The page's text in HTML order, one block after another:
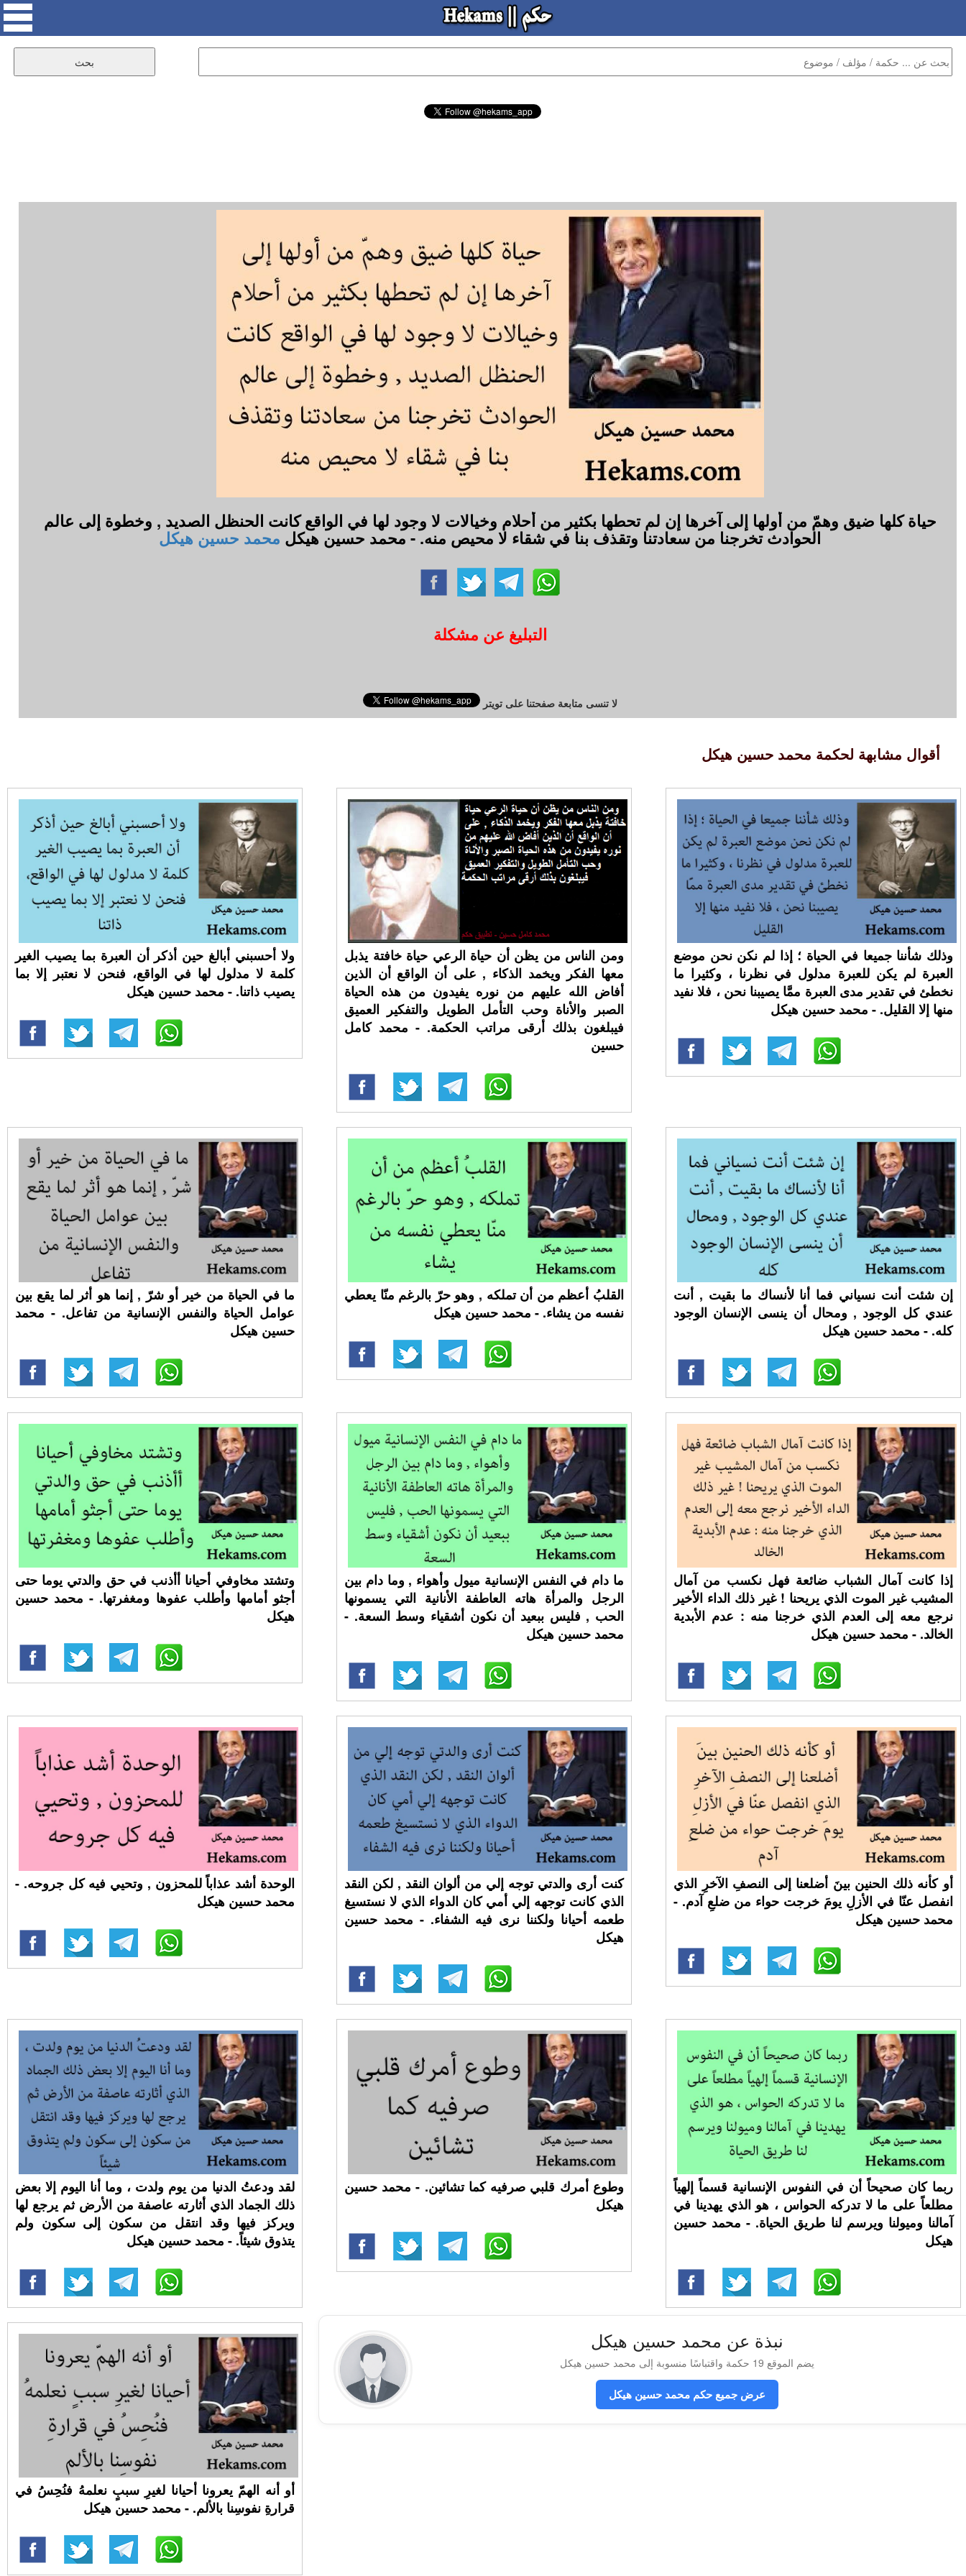
حياة كلها ضيق وهمّ من أولها إلى آخرها إن لم تحطها بكثير من أحلام وخيالات لا وجود لها في الواقع كانت الحنظل الصديد , وخطوة إلى عالم
الحوادث تخرجنا من سعادتنا وتقذف بنا في شقاء لا محيص منه. - محمد حسين هيكل محمد حسين هيكل
التبليغ عن مشكلة
لا تنسى متابعة صفحتنا على تويتر
أقوال مشابهة لحكمة محمد حسين هيكل
ولا أحسبني أبالغ حين أذكر أن العبرة بما يصيب الغير
كلمة لا مدلول لها في الواقع، فنحن لا نعتبر إلا بما
يصيب ذاتنا. - محمد حسين هيكل
ومن الناس من يظن أن حياة الرعي حياة خافتة يذبل
معها الفكر ويخمد الذكاء , على أن الواقع أن الذين
أفاض الله عليهم من نوره يفيدون من هذه الحياة
الصبر والأناة وحب التأمل الطويل والتفكير العميق
فيبلغون بذلك أرقى مراتب الحكمة. - محمد كامل
حسين
وذلك شأننا جميعا في الحياة ؛ إذا لم نكن نحن موضع
العبرة لم يكن للعبرة مدلول في نظرنا ، وكثيرا ما
نخطئ في تقدير مدى العبرة ممَّا يصيبنا نحن ، فلا نفيد
منها إلا القليل. - محمد حسين هيكل
ما في الحياة من خير أو شرّ , إنما هو أثر لما يقع بين
عوامل الحياة والنفس الإنسانية من تفاعل. - محمد
حسين هيكل
القلبُ أعظم من أن تملكه , وهو حرّ بالرغم منّا يعطي
نفسه من يشاء. - محمد حسين هيكل
إن شئت أنت نسياني فما أنا لأنساك ما بقيت , أنت
عندي كل الوجود , ومحال أن ينسى الإنسان الوجود
كله. - محمد حسين هيكل
وتشتد مخاوفي أحيانا أأذنب في حق والدتي يوما حتى
أجثو أمامها وأطلب عفوها ومغفرتها. - محمد حسين
هيكل
ما دام في النفس الإنسانية ميول وأهواء , وما دام بين
الرجل والمرأة هاته العاطفة الأنانية التي يسمونها
الحب , فليس ببعيد أن نكون أشقياء وسط السعة. -
محمد حسين هيكل
إذا كانت آمال الشباب ضائعة فهل نكسب من آمال
المشيب غير الموت الذي يريحنا ! غير ذلك الداء الأخير
نرجع معه إلى العدم الذي خرجنا منه : عدم الأبدية
الخالد. - محمد حسين هيكل
الوحدة أشد عذاباً للمحزون , وتحيي فيه كل جروحه. -
محمد حسين هيكل
كنت أرى والدتي توجه إلي من ألوان النقد , لكن النقد
الذي كانت توجهه إلي أمي كان الدواء الذي لا نستسيغ
طعمه أحيانا ولكننا نرى فيه الشفاء. - محمد حسين
هيكل
أو كأنه ذلك الحنين بينَ أضلعنا إلى النصفِ الآخرِ الذي
انفصل عنّا في الأزلِ يومَ خرجت حواء من ضلعِ آدم. -
محمد حسين هيكل
لقد ودعتُ الدنيا من يوم ولدت ، وما أنا اليوم إلا بعض
ذلك الجماد الذي أثارته عاصفة من الأرض ثم يرجع لها
ويركز فيها وقد انتقل من سكون إلى سكون ولم
يتذوق شيئاً. - محمد حسين هيكل
وطوع أمرك قلبي صرفيه كما تشائين. - محمد حسين
هيكل
ربما كان صحيحاً أن في النفوس الإنسانية قسماً إلهياً
مطلعاً على ما لا تدركه الحواس ، هو الذي يهدينا في
آمالنا وميولنا ويرسم لنا طريق الحياة. - محمد حسين
هيكل
أو أنه الهمّ يعرونا أحيانا لغيرِ سببٍ نعلمهُ فنُحِسُ في
قرارةِ نفوسِنا بالألم. - محمد حسين هيكل
نبذة عن محمد حسين هيكل
يضم الموقع 19 حكمة واقتباسًا منسوبة إلى محمد حسين هيكل
عرض جميع حكم محمد حسين هيكل